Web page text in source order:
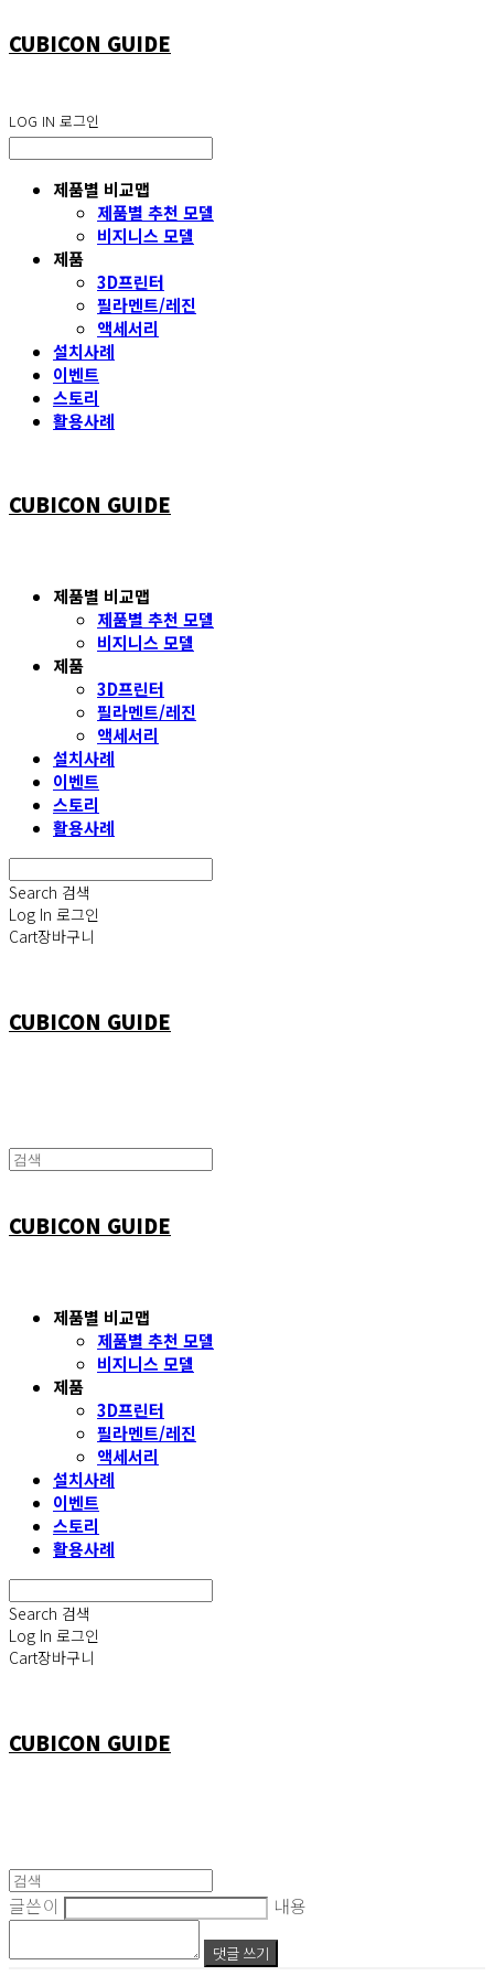
CUBICON GUIDE
LOG IN 로그인
제품별 비교맵
제품별 추천 모델
비지니스 모델
제품
3D프린터
필라멘트/레진
액세서리
설치사례
이벤트
스토리
활용사례
CUBICON GUIDE
제품별 비교맵
제품별 추천 모델
비지니스 모델
제품
3D프린터
필라멘트/레진
액세서리
설치사례
이벤트
스토리
활용사례
Search 검색
Log In 로그인
Cart장바구니
CUBICON GUIDE
CUBICON GUIDE
제품별 비교맵
제품별 추천 모델
비지니스 모델
제품
3D프린터
필라멘트/레진
액세서리
설치사례
이벤트
스토리
활용사례
Search 검색
Log In 로그인
Cart장바구니
CUBICON GUIDE
글쓴이 내용
댓글 쓰기